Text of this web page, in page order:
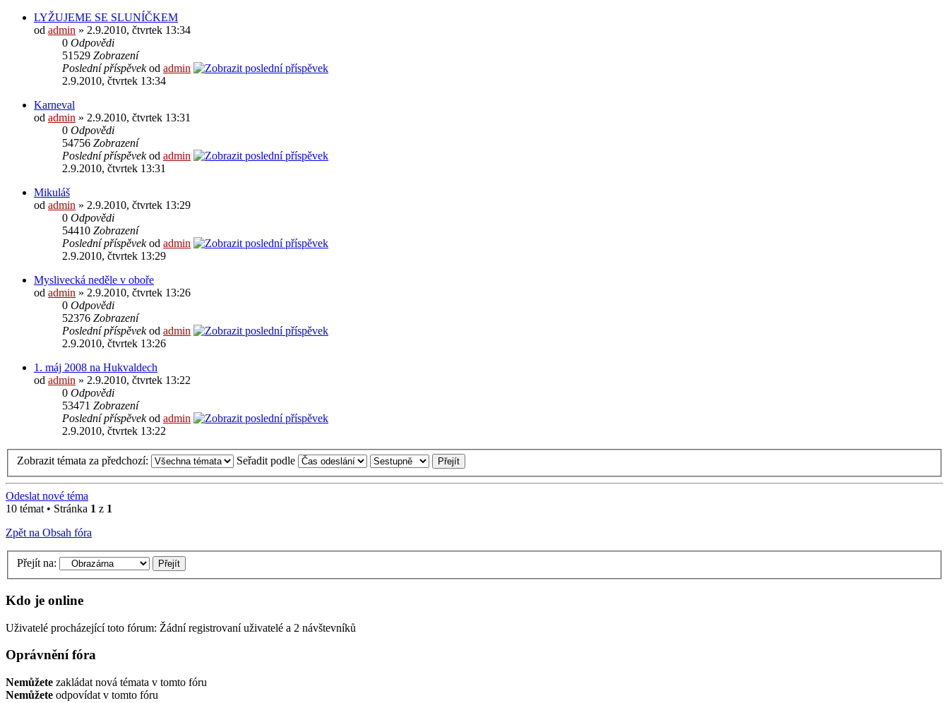
LYŽUJEME SE SLUNÍČKEM
od admin » 2.9.2010, čtvrtek 13:34
0 Odpovědi
51529 Zobrazení
Poslední příspěvekod admin
2.9.2010, čtvrtek 13:34
Karneval
od admin » 2.9.2010, čtvrtek 13:31
0 Odpovědi
54756 Zobrazení
Poslední příspěvekod admin
2.9.2010, čtvrtek 13:31
Mikuláš
od admin » 2.9.2010, čtvrtek 13:29
0 Odpovědi
54410 Zobrazení
Poslední příspěvekod admin
2.9.2010, čtvrtek 13:29
Myslivecká neděle v oboře
od admin » 2.9.2010, čtvrtek 13:26
0 Odpovědi
52376 Zobrazení
Poslední příspěvekod admin
2.9.2010, čtvrtek 13:26
1. máj 2008 na Hukvaldech
od admin » 2.9.2010, čtvrtek 13:22
0 Odpovědi
53471 Zobrazení
Poslední příspěvekod admin
2.9.2010, čtvrtek 13:22
Zobrazit témata za předchozí: Seřadit podle
Odeslat nové téma
10 témat • Stránka 1 z 1
Zpět na Obsah fóra
Přejít na:
Kdo je online
Uživatelé procházející toto fórum: Žádní registrovaní uživatelé a 2 návštevníků
Oprávnění fóra
Nemůžete zakládat nová témata v tomto fóru
Nemůžete odpovídat v tomto fóru